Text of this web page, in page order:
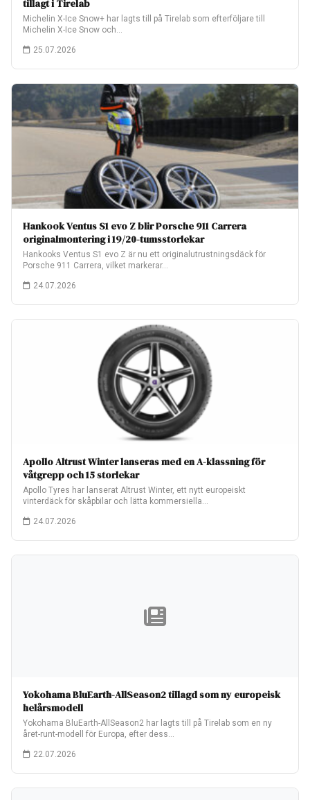
tillagt i Tirelab
Michelin X-Ice Snow+ har lagts till på Tirelab som efterföljare till
Michelin X-Ice Snow och…
25.07.2026
Hankook Ventus S1 evo Z blir Porsche 911 Carrera
originalmontering i 19/20-tumsstorlekar
Hankooks Ventus S1 evo Z är nu ett originalutrustningsdäck för
Porsche 911 Carrera, vilket markerar…
24.07.2026
Apollo Altrust Winter lanseras med en A-klassning för
våtgrepp och 15 storlekar
Apollo Tyres har lanserat Altrust Winter, ett nytt europeiskt
vinterdäck för skåpbilar och lätta kommersiella…
24.07.2026
Yokohama BluEarth-AllSeason2 tillagd som ny europeisk
helårsmodell
Yokohama BluEarth-AllSeason2 har lagts till på Tirelab som en ny
året-runt-modell för Europa, efter dess…
22.07.2026